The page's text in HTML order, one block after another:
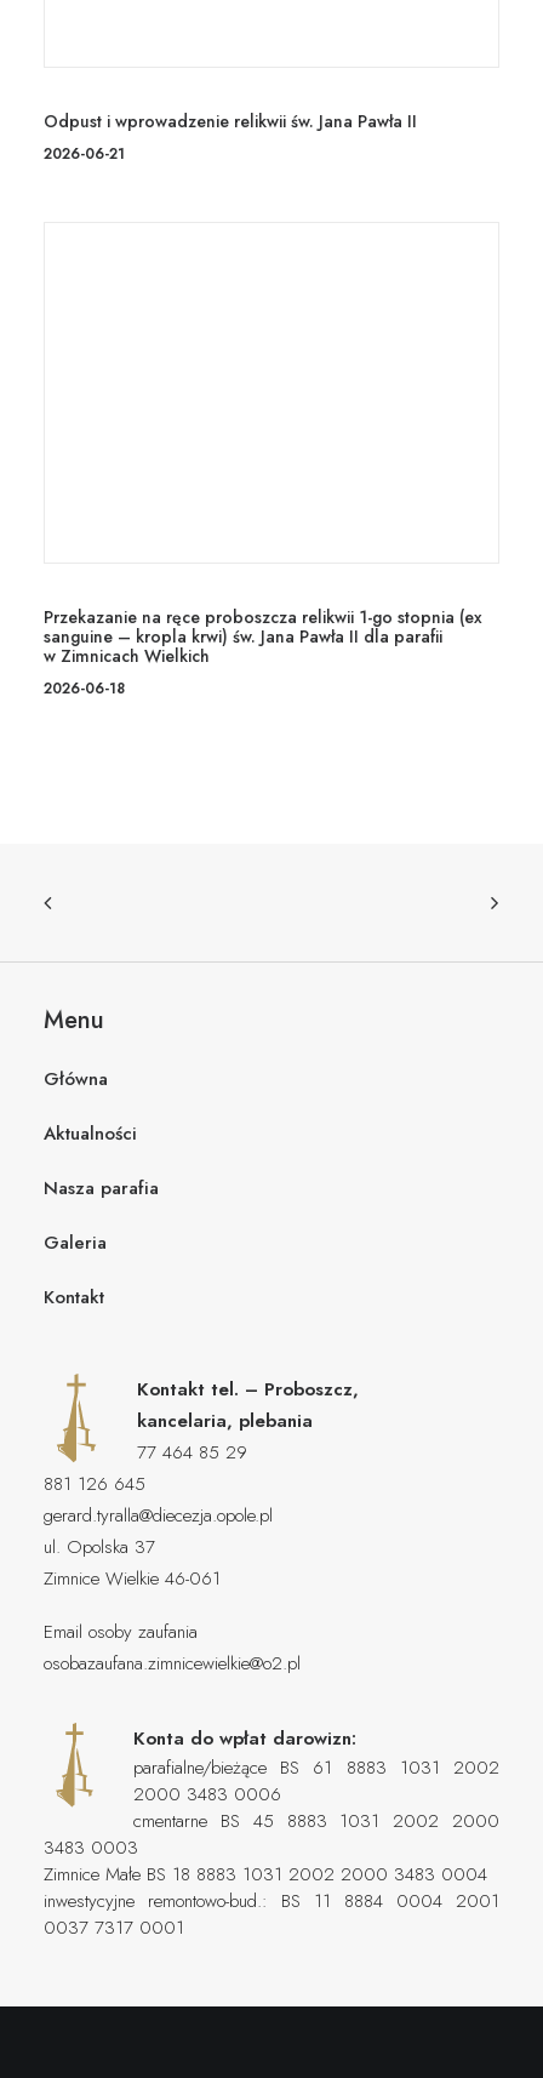
Odpust i wprowadzenie relikwii św. Jana Pawła II
2026-06-21
Przekazanie na ręce proboszcza relikwii 1-go stopnia (ex
sanguine – kropla krwi) św. Jana Pawła II dla parafii
w Zimnicach Wielkich
2026-06-18
Menu
Główna
Aktualności
Nasza parafia
Galeria
Kontakt
Kontakt tel. – Proboszcz,
kancelaria, plebania
77 464 85 29
881 126 645
gerard.tyralla@diecezja.opole.pl
ul. Opolska 37
Zimnice Wielkie 46-061
Email osoby zaufania
osobazaufana.zimnicewielkie@o2.pl
Konta do wpłat darowizn:
parafialne/bieżące BS 61 8883 1031 2002
2000 3483 0006
cmentarne BS 45 8883 1031 2002 2000
3483 0003
Zimnice Małe BS 18 8883 1031 2002 2000 3483 0004
inwestycyjne remontowo-bud.: BS 11 8884 0004 2001
0037 7317 0001